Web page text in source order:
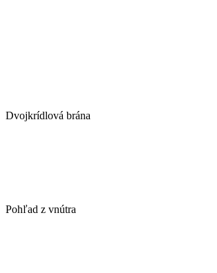
Dvojkrídlová brána
Pohľad z vnútra